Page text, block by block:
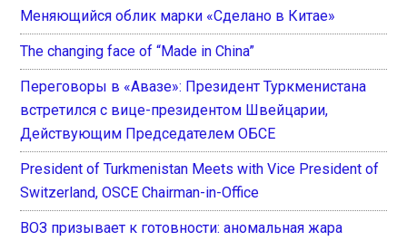
Меняющийся облик марки «Сделано в Китае»
The changing face of “Made in China”
Переговоры в «Авазе»: Президент Туркменистана
встретился с вице-президентом Швейцарии,
Действующим Председателем ОБСЕ
President of Turkmenistan Meets with Vice President of
Switzerland, OSCE Chairman-in-Office
ВОЗ призывает к готовности: аномальная жара